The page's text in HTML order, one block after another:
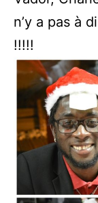
n’y a pas à
!!!!!